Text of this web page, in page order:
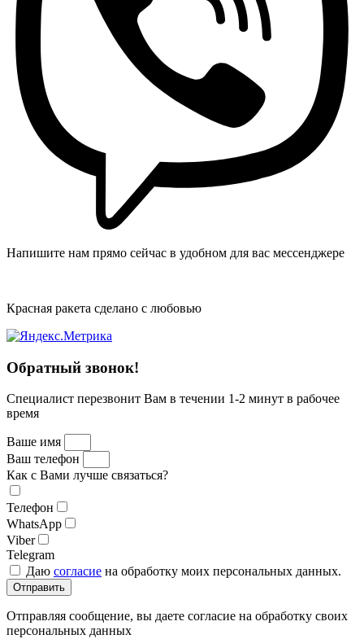
Напишите нам прямо сейчас в удобном для вас мессенджере
Красная ракета сделано с любовью
Обратный звонок!
Специалист перезвонит Вам в течении 1-2 минут в рабочее
время
Ваше имя
Ваш телефон
Как с Вами лучше связаться?
Телефон
WhatsApp
Viber
Telegram
Даю согласие на обработку моих персональных данных.
Отправить
Отправляя сообщение, вы даете согласие на обработку своих
персональных данных